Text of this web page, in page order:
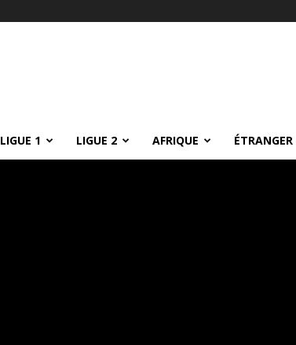
LIGUE 1 LIGUE 2 AFRIQUE ÉTRANGER